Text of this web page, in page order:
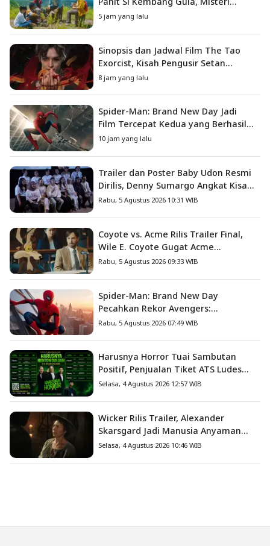
Hilangnya Bagas di Lokasi Jambore
5 jam yang lalu
Sinopsis dan Jadwal Film The Tao
Exorcist, Kisah Pengusir Setan
Melawan Kutukan Mematikan
8 jam yang lalu
Spider-Man: Brand New Day Jadi
Film Tercepat Kedua yang Berhasil
Tembus US$1 Miliar
10 jam yang lalu
Trailer dan Poster Baby Udon Resmi
Dirilis, Denny Sumargo Angkat Kisah
Nyata Fanny Kondoh
Rabu, 5 Agustus 2026 10:31 WIB
Coyote vs. Acme Rilis Trailer Final,
Wile E. Coyote Gugat Acme
Corporation ke Pengadilan
Rabu, 5 Agustus 2026 09:33 WIB
Spider-Man: Brand New Day
Pecahkan Rekor Avengers:
Endgame, Cetak Debut Box Office
Rabu, 5 Agustus 2026 07:49 WIB
Harusnya Horror Tuai Sambutan
Positif, Penjualan Tiket ATS Ludes
Terjual
Selasa, 4 Agustus 2026 12:57 WIB
Wicker Rilis Trailer, Alexander
Skarsgard Jadi Manusia Anyaman
Jerami dalam Romansa Paling
Selasa, 4 Agustus 2026 10:46 WIB